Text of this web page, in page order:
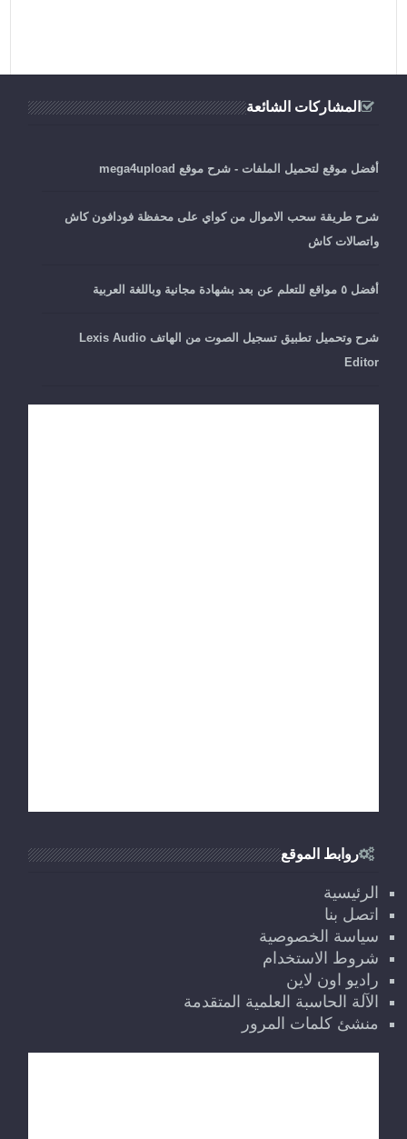
المشاركات الشائعة
أفضل موقع لتحميل الملفات - شرح موقع mega4upload
شرح طريقة سحب الاموال من كواي على محفظة فودافون كاش
واتصالات كاش
أفضل ٥ مواقع للتعلم عن بعد بشهادة مجانية وباللغة العربية
شرح وتحميل تطبيق تسجيل الصوت من الهاتف Lexis Audio
Editor
روابط الموقع
الرئيسية
اتصل بنا
سياسة الخصوصية
شروط الاستخدام
راديو اون لاين
الآلة الحاسبة العلمية المتقدمة
منشئ كلمات المرور